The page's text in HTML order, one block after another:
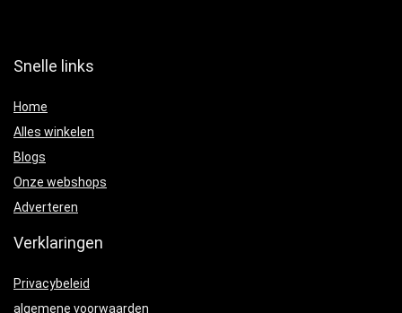
Snelle links
Home
Alles winkelen
Blogs
Onze webshops
Adverteren
Verklaringen
Privacybeleid
algemene voorwaarden